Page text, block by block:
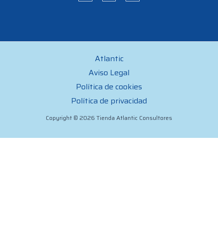
Atlantic
Aviso Legal
Política de cookies
Política de privacidad
Copyright © 2026 Tienda Atlantic Consultores